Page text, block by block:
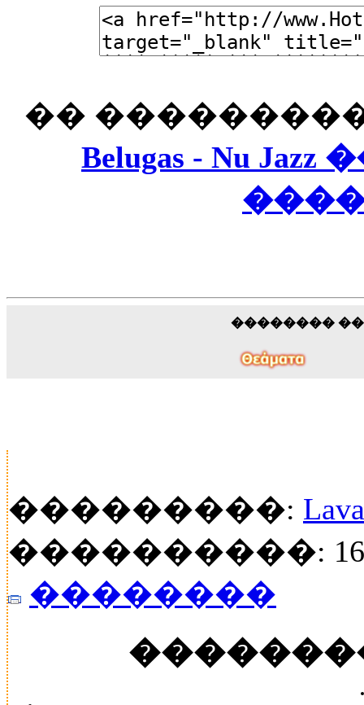
��
Belugas - Nu
��������
���������:
����������:
��������